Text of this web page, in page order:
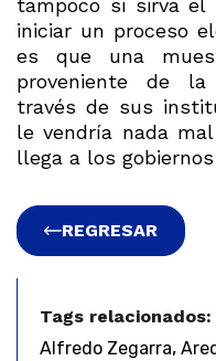
iniciar un proceso
es que una
proveniente de la
través de sus
le vendría nada
llega a los
REGRESAR
Tags relacionados:
Alfredo Zegarra,